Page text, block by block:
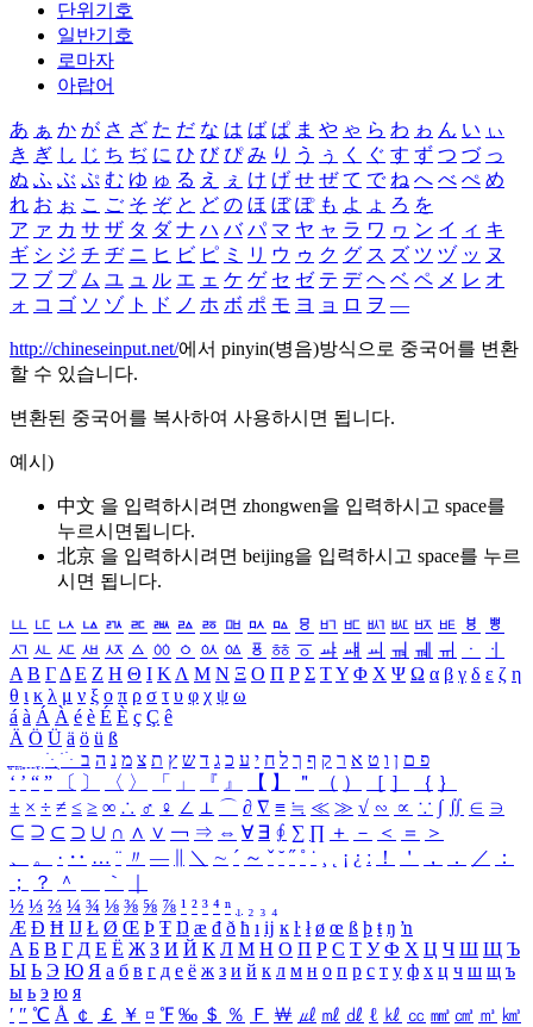
단위기호
일반기호
로마자
아랍어
あ ぁ か が さ ざ た だ な は ば ぱ ま や ゃ ら わ ゎ ん い ぃ
き ぎ し じ ち ぢ に ひ び ぴ み り う ぅ く ぐ す ず つ づ っ
ぬ ふ ぶ ぷ む ゆ ゅ る え ぇ け げ せ ぜ て で ね へ べ ぺ め
れ お ぉ こ ご そ ぞ と ど の ほ ぼ ぽ も よ ょ ろ を
ア ァ カ サ ザ タ ダ ナ ハ バ パ マ ヤ ャ ラ ワ ヮ ン イ ィ キ
ギ シ ジ チ ヂ ニ ヒ ビ ピ ミ リ ウ ゥ ク グ ス ズ ツ ヅ ッ ヌ
フ ブ プ ム ユ ュ ル エ ェ ケ ゲ セ ゼ テ デ ヘ ベ ペ メ レ オ
ォ コ ゴ ソ ゾ ト ド ノ ホ ボ ポ モ ヨ ョ ロ ヲ ―
http://chineseinput.net/에서 pinyin(병음)방식으로 중국어를 변환
할 수 있습니다.
변환된 중국어를 복사하여 사용하시면 됩니다.
예시)
中文 을 입력하시려면 zhongwen을 입력하시고 space를
누르시면됩니다.
北京 을 입력하시려면 beijing을 입력하시고 space를 누르
시면 됩니다.
ㅥ ㅦ ㅧ ㅨ ㅩ ㅪ ㅫ ㅬ ㅭ ㅮ ㅯ ㅰ ㅱ ㅲ ㅳ ㅴ ㅵ ㅶ ㅷ ㅸ
ㅹ
ㅺ ㅻ ㅼ ㅽ ㅾ ㅿ ㆀ ㆁ ㆂ ㆃ ㆄ ㆅ ㆆ ㆇ ㆈ ㆉ ㆊ ㆋ ㆌ ㆍ
ㆎ
Α Β ΓΔ Ε Ζ Η Θ Ι ΚΛ Μ Ν Ξ Ο Π Ρ Σ ΤΥ Φ Χ Ψ Ω α β γ δ ε ζ η
θ ι κ λ μ ν ξ ο π ρ σ τ υ φ χ ψ ω
á à Á À é è É È ç Ç ê
Ä Ö Ü ä ö ü ß
ִֶֹ ֻּ ׁׂ פ ם ן ו ט א ר ק ף ך ל ח י ע כ ג ד ש ץ ת צ מ נ ה ב
‘ ’ “ ” 〔 〕 〈 〉 「 」 『 』 【 】 ＂ （ ） ［ ］ ｛ ｝
± × ÷ ≠ ≤ ≥ ∞ ∴ ♂ ♀ ∠ ⊥ ⌒ ∂ ∇ ≡ ≒ ≪ ≫ √ ∽ ∝ ∵ ∫ ∬ ∈ ∋
⊆ ⊇ ⊂ ⊃ ∪ ∩ ∧ ∨ ￢ ⇒ ⇔ ∀ ∃ ∮ ∑ ∏ ＋ － ＜ ＝
＞
、
。 · ‥ … ¨ 〃 ― ＼ ∼ ´ ～ ˇ ˘ ˝ ˚ ˙ ¸ ¡ ¿ ː ！ ＇ ， ． ／
：
；
？ ＾ ｀
½ ⅓ ⅔ ¼ ¾ ⅛ ⅜ ⅝ ⅞ ¹ ² ³ ⁴ ⁿ ₁ ₂ ₃ ₄
Æ Ð Ħ Ĳ Ł Ø Œ Þ Ŧ Ŋ æ đ ð ħ ı ĳ ĸ ŀ ł ø œ ß þ ŧ ŋ ŉ
А Б В Г Д Е Ё Ж З И Й К Л М Н О П Р С Т У Ф Х Ц Ч Ш Щ Ъ
Ы Ь Э Ю Я а б в г д е ё ж з и й к л м н о п р с т у ф х ц ч ш щ ъ
ы ь э ю я
′ ″ ℃ Å ￠ ￡ ￥ ¤ ℉ ‰ ＄ ％ Ｆ ￦ ㎕ ㎖ ㎗ ℓ ㎘ ㏄ ㎣ ㎤ ㎥ ㎦